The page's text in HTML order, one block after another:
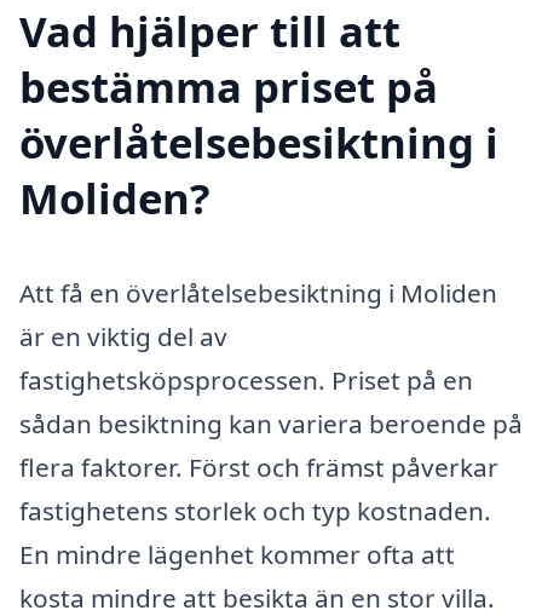
Vad hjälper till att
bestämma priset på
överlåtelsebesiktning i
Moliden?
Att få en överlåtelsebesiktning i Moliden
är en viktig del av
fastighetsköpsprocessen. Priset på en
sådan besiktning kan variera beroende på
flera faktorer. Först och främst påverkar
fastighetens storlek och typ kostnaden.
En mindre lägenhet kommer ofta att
kosta mindre att besikta än en stor villa.